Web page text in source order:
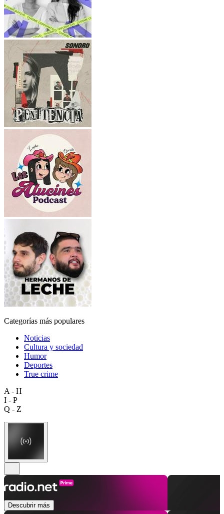
Categorías más populares
Noticias
Cultura y sociedad
Humor
Deportes
True crime
A - H
I - P
Q - Z
Descubrir más